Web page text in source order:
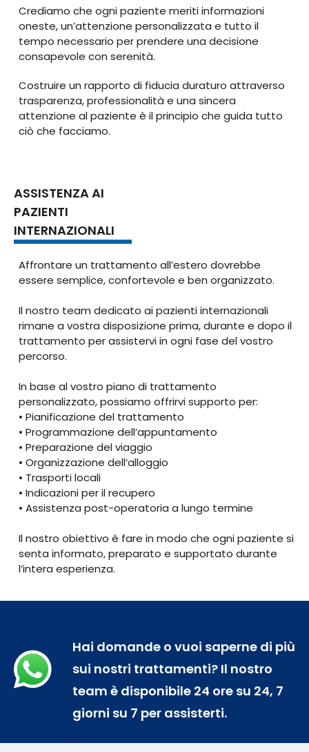
Crediamo che ogni paziente meriti informazioni
oneste, un’attenzione personalizzata e tutto il
tempo necessario per prendere una decisione
consapevole con serenità.
Costruire un rapporto di fiducia duraturo attraverso
trasparenza, professionalità e una sincera
attenzione al paziente è il principio che guida tutto
ciò che facciamo.
ASSISTENZA AI
PAZIENTI
INTERNAZIONALI
Affrontare un trattamento all’estero dovrebbe
essere semplice, confortevole e ben organizzato.
Il nostro team dedicato ai pazienti internazionali
rimane a vostra disposizione prima, durante e dopo il
trattamento per assistervi in ogni fase del vostro
percorso.
In base al vostro piano di trattamento
personalizzato, possiamo offrirvi supporto per:
• Pianificazione del trattamento
• Programmazione dell’appuntamento
• Preparazione del viaggio
• Organizzazione dell’alloggio
• Trasporti locali
• Indicazioni per il recupero
• Assistenza post-operatoria a lungo termine
Il nostro obiettivo è fare in modo che ogni paziente si
senta informato, preparato e supportato durante
l’intera esperienza.
Hai domande o vuoi saperne di più
sui nostri trattamenti? Il nostro
team è disponibile 24 ore su 24, 7
giorni su 7 per assisterti.